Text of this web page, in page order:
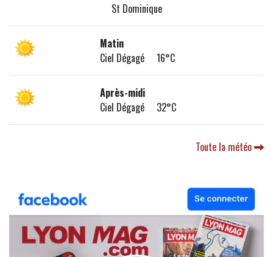
St Dominique
Matin
Ciel Dégagé 16°C
Après-midi
Ciel Dégagé 32°C
Toute la météo